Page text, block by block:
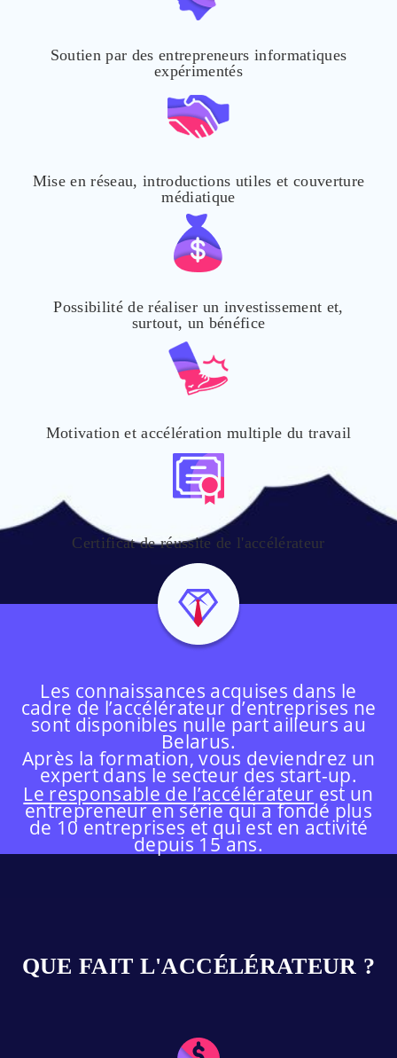
Soutien par des entrepreneurs informatiques
expérimentés
Mise en réseau, introductions utiles et couverture
médiatique
Possibilité de réaliser un investissement et,
surtout, un bénéfice
Motivation et accélération multiple du travail
Certificat de réussite de l'accélérateur
Les connaissances acquises dans le
cadre de l’accélérateur d’entreprises ne
sont disponibles nulle part ailleurs au
Belarus.
Après la formation, vous deviendrez un
expert dans le secteur des start-up.
Le responsable de l’accélérateur est un
entrepreneur en série qui a fondé plus
de 10 entreprises et qui est en activité
depuis 15 ans.
QUE FAIT L'ACCÉLÉRATEUR ?